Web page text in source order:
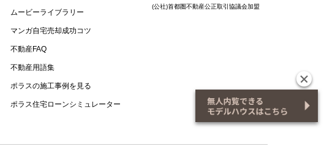
ムービーライブラリー
マンガ自宅売却成功コツ
不動産FAQ
不動産用語集
ポラスの施工事例を見る
ポラス住宅ローンシミュレーター
(公社)首都圏不動産公正取引協議会加盟